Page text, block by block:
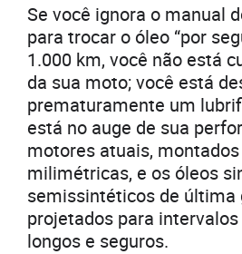
Se você ignora o manual
para trocar o óleo “por
1.000 km, você não está
da sua moto; você está
prematuramente um
está no auge de sua
motores atuais,
milimétricas, e os óleos
semissintéticos de última
projetados para
longos e seguros.